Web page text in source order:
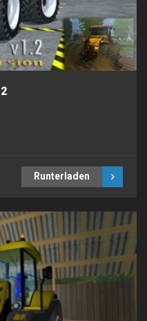
Runterladen